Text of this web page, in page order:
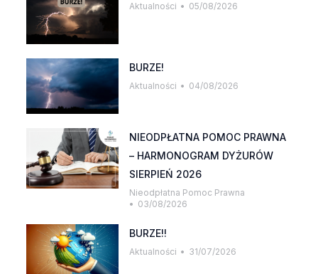
Aktualności 05/08/2026
BURZE!
Aktualności 04/08/2026
NIEODPŁATNA POMOC PRAWNA
– HARMONOGRAM DYŻURÓW
SIERPIEŃ 2026
Nieodpłatna Pomoc Prawna
03/08/2026
BURZE!!
Aktualności 31/07/2026